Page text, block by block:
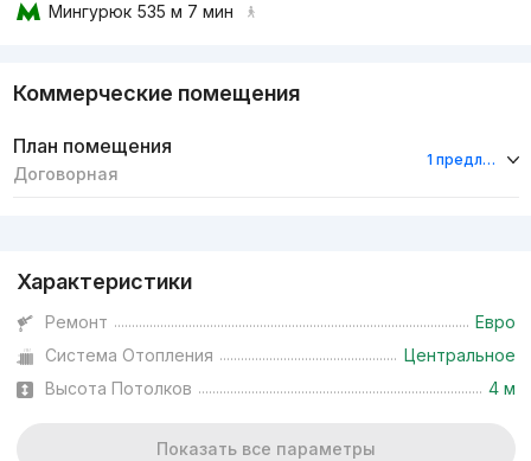
Мингурюк 535 м 7 мин
Коммерческие помещения
План помещения
Договорная
1 предложение
Характеристики
Ремонт
Евро
Система Отопления
Центральное
Высота Потолков
4 м
Показать все параметры